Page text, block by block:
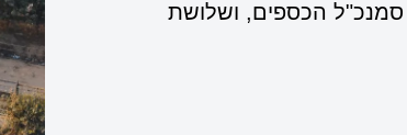
הכספים, ושלושת